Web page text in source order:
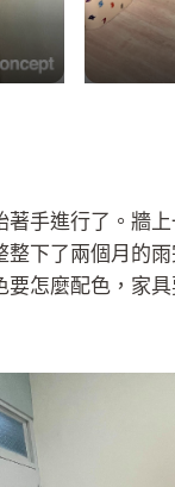
手進行了。牆
下了兩個月的
怎麼配色，家